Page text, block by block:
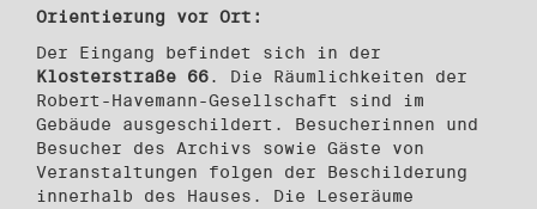
Orientierung vor Ort:
Der Eingang befindet sich in der
Klosterstraße 66. Die Räumlichkeiten der
Robert-Havemann-Gesellschaft sind im
Gebäude ausgeschildert. Besucherinnen und
Besucher des Archivs sowie Gäste von
Veranstaltungen folgen der Beschilderung
innerhalb des Hauses. Die Leseräume